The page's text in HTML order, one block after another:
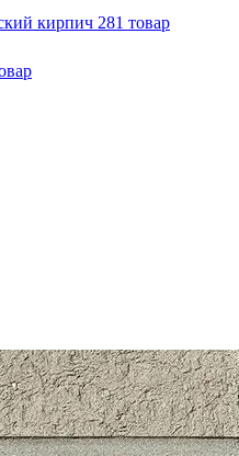
кирпич 281 товар